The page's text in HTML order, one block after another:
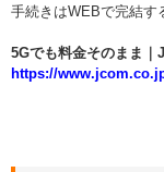
手続きはWEBで完結す
5Gでも料金そのまま｜
https://